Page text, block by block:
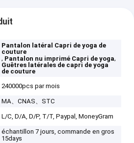
Pantalon latéral Capri de yoga de
couture
, Pantalon nu imprimé Capri de yoga,
Guêtres latérales de capri de yoga
de couture
240000pcs par mois
MA、CNAS、STC
L/C, D/A, D/P, T/T, Paypal, MoneyGram
échantillon 7 jours, commande en gros
15days